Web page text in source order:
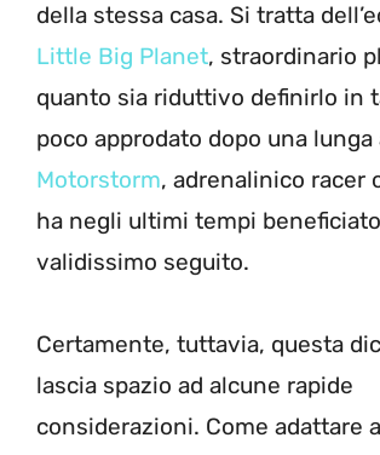
della stessa casa. Si tratta
Little Big Planet, straordinario
quanto sia riduttivo definirlo in
poco approdato dopo una lunga
Motorstorm, adrenalinico racer
ha negli ultimi tempi
validissimo seguito.
Certamente, tuttavia, questa
lascia spazio ad alcune rapide
considerazioni. Come adattare